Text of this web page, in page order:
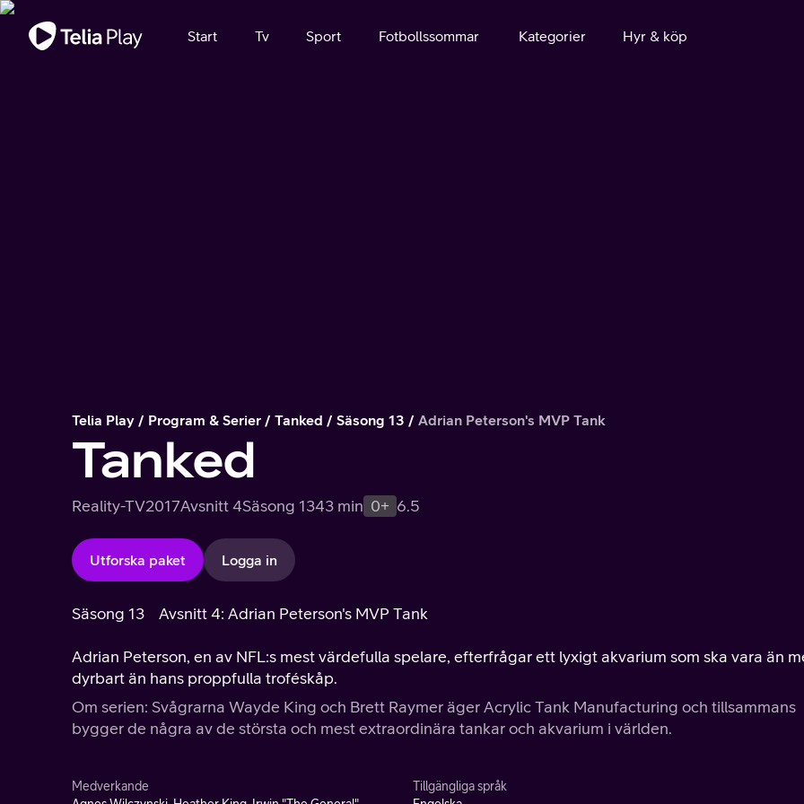
Viktigt meddelande
Start Tv Sport Fotbollssommar Kategorier Hyr & köp
Telia Play Program & Serier Tanked Säsong 13 Adrian Peterson's MVP Tank
Tanked
Reality-TV2017Avsnitt 4Säsong 1343 min 0+ 6.5
Utforska paket Logga in
Säsong 13 Avsnitt 4: Adrian Peterson's MVP Tank
Adrian Peterson, en av NFL:s mest värdefulla spelare, efterfrågar ett lyxigt akvarium som ska vara än
dyrbart än hans proppfulla troféskåp.
Om serien: Svågrarna Wayde King och Brett Raymer äger Acrylic Tank Manufacturing och tillsammans
bygger de några av de största och mest extraordinära tankar och akvarium i världen.
Medverkande
Tillgängliga språk